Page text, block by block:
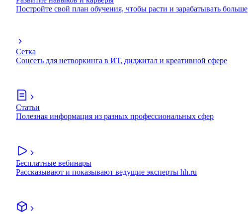
Постройте свой план обучения, чтобы расти и зарабатывать больше
Сетка
Соцсеть для нетворкинга в ИТ, диджитал и креативной сфере
Статьи
Полезная информация из разных профессиональных сфер
Бесплатные вебинары
Рассказывают и показывают ведущие эксперты hh.ru